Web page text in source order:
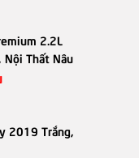
2.2L
Nội Thất Nâu
2019 Trắng,